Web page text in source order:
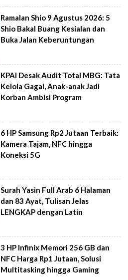
Ramalan Shio 9 Agustus 2026: 5
Shio Bakal Buang Kesialan dan
Buka Jalan Keberuntungan
KPAI Desak Audit Total MBG: Tata
Kelola Gagal, Anak-anak Jadi
Korban Ambisi Program
6 HP Samsung Rp2 Jutaan Terbaik:
Kamera Tajam, NFC hingga
Koneksi 5G
Surah Yasin Full Arab 6 Halaman
dan 83 Ayat, Tulisan Jelas
LENGKAP dengan Latin
3 HP Infinix Memori 256 GB dan
NFC Harga Rp1 Jutaan, Solusi
Multitasking hingga Gaming